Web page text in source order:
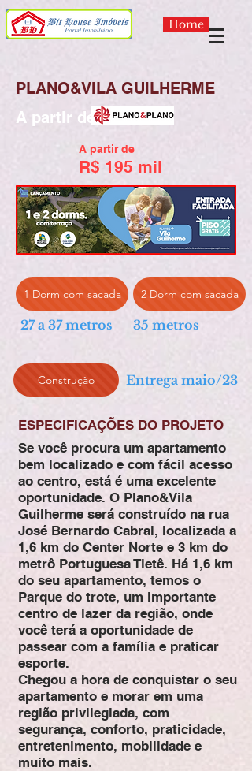
Home
PLANO&VILA GUILHERME
A partir de
A partir de
R$ 195 mil
1 Dorm com sacada 2 Dorm com sacada
27 a 37 metros 35 metros
Construção Entrega maio/23
ESPECIFICAÇÕES DO PROJETO
Se você procura um apartamento
bem localizado e com fácil acesso
ao centro, está é uma excelente
oportunidade. O Plano&Vila
Guilherme será construído na rua
José Bernardo Cabral, localizada a
1,6 km do Center Norte e 3 km do
metrô Portuguesa Tietê. Há 1,6 km
do seu apartamento, temos o
Parque do trote, um importante
centro de lazer da região, onde
você terá a oportunidade de
passear com a família e praticar
esporte.
Chegou a hora de conquistar o seu
apartamento e morar em uma
região privilegiada, com
segurança, conforto, praticidade,
entretenimento, mobilidade e
muito mais.